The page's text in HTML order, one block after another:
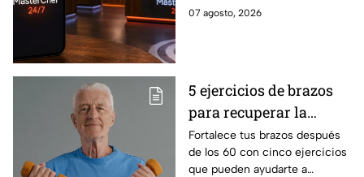
Eliminación de este
Eliminación de MasterChef
07 agosto, 2026
5 ejercicios de brazos
para recuperar la
fuerza después de los
60
Fortalece tus brazos después
de los 60 con cinco ejercicios
que pueden ayudarte a